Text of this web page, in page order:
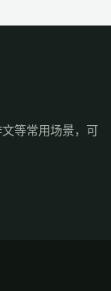
等常用场景，可